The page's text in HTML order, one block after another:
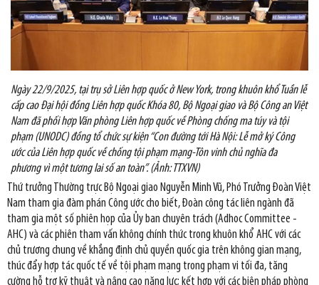
Ngày 22/9/2025, tại trụ sở Liên hợp quốc ở New York, trong khuôn khổ Tuần lễ
cấp cao Đại hội đồng Liên hợp quốc Khóa 80, Bộ Ngoại giao và Bộ Công an Việt
Nam đã phối hợp Văn phòng Liên hợp quốc về Phòng chống ma túy và tội
phạm (UNODC) đồng tổ chức sự kiện “Con đường tới Hà Nội: Lễ mở ký Công
ước của Liên hợp quốc về chống tội phạm mạng-Tôn vinh chủ nghĩa đa
phương vì một tương lai số an toàn”. (Ảnh: TTXVN)
Thứ trưởng Thường trực Bộ Ngoại giao Nguyễn Minh Vũ, Phó Trưởng Đoàn Việt
Nam tham gia đàm phán Công ước cho biết, Đoàn công tác liên ngành đã
tham gia một số phiên họp của Ủy ban chuyên trách (Adhoc Committee -
AHC) và các phiên tham vấn không chính thức trong khuôn khổ AHC với các
chủ trương chung về khẳng định chủ quyền quốc gia trên không gian mạng,
thúc đẩy hợp tác quốc tế về tội phạm mạng trong phạm vi tối đa, tăng
cường hỗ trợ kỹ thuật và nâng cao năng lực; kết hợp với các biện pháp phòng